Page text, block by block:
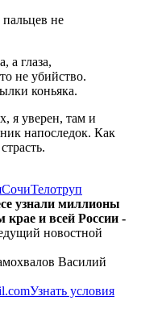
не
а глаза,
не убийство.
коньяка.
я уверен, там и
напоследок. Как
СочиТелотруп
узнали миллионы
и всей России -
новостной
Василий
Узнать условия